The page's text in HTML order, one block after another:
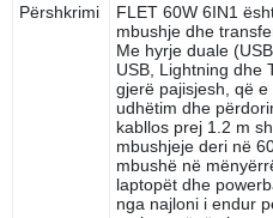
Përshkrimi
FLET 60W 6IN1
mbushje dhe
Me hyrje duale
USB, Lightning dhe
gjerë pajisjesh, që e
udhëtim dhe
kabllos prej 1.2 m
mbushjeje deri në
mbushë në
laptopët dhe
nga najloni i endur